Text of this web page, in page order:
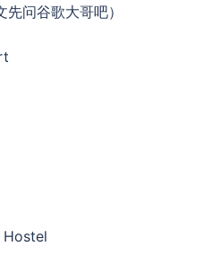
先问谷歌大哥吧）
Hostel